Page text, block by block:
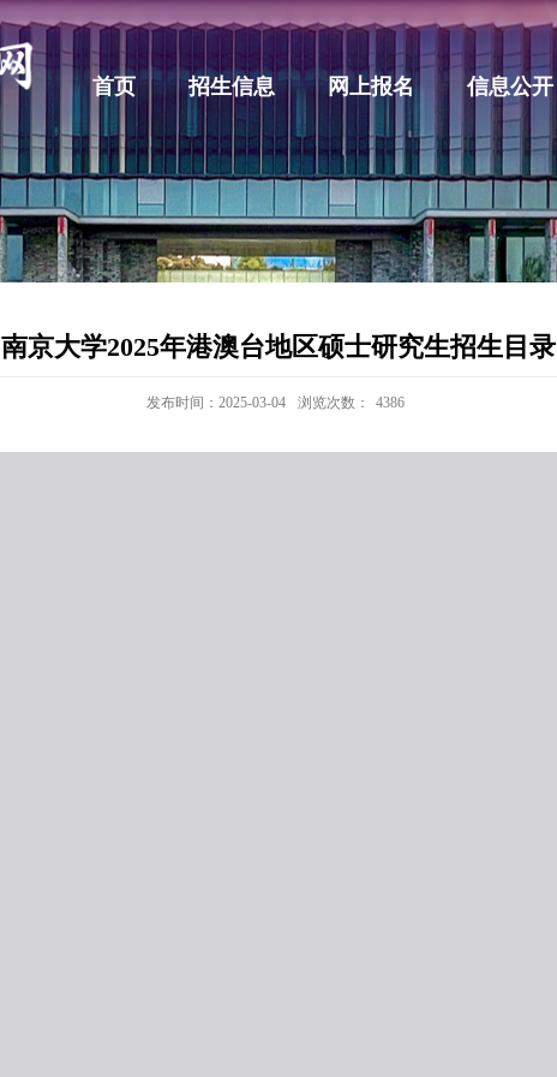
首页 招生信息 网上报名 信息公开
南京大学2025年港澳台地区硕士研究生招生目录
发布时间：2025-03-04 浏览次数： 4386